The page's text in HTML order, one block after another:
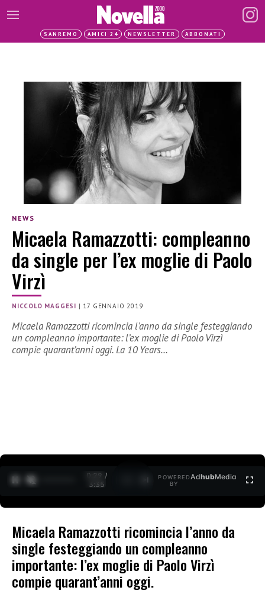
SANREMO AMICI 24 NEWSLETTER ABBONATI
NEWS
Micaela Ramazzotti: compleanno
da single per l’ex moglie di Paolo
Virzì
NICCOLO MAGGESI | 17 GENNAIO 2019
Micaela Ramazzotti ricomincia l’anno da single festeggiando
un compleanno importante: l’ex moglie di Paolo Virzì
compie quarant’anni oggi. La 10 Years…
0:30 /
3:35
POWERED
BY
AdhubMedia
Micaela Ramazzotti ricomincia l’anno da
single festeggiando un compleanno
importante: l’ex moglie di Paolo Virzì
compie quarant’anni oggi.